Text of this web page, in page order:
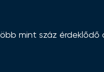
mint száz érdeklődő